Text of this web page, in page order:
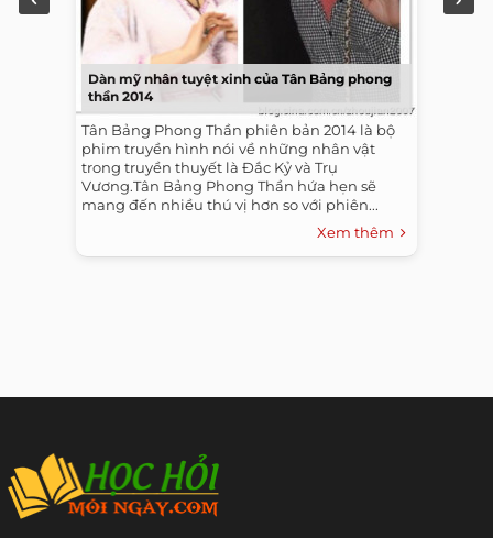
Dàn mỹ nhân tuyệt xinh của Tân Bảng phong
thần 2014
Tân Bảng Phong Thần phiên bản 2014 là bộ
phim truyền hình nói về những nhân vật
trong truyền thuyết là Đắc Kỷ và Trụ
Vương.Tân Bảng Phong Thần hứa hẹn sẽ
mang đến nhiều thú vị hơn so với phiên...
Xem thêm